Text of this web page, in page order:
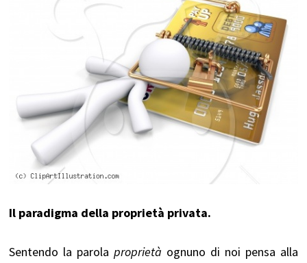
Il paradigma della proprietà privata.
Sentendo la parola proprietà ognuno di noi pensa alla